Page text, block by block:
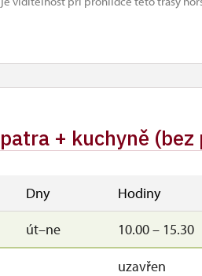
+ kuchyně (bez
Dny
Hodiny
út–ne 10.00 – 15.30
uzavřen